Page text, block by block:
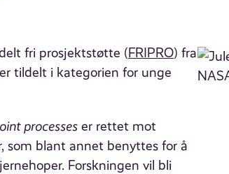
fri prosjektstøtte (FRIPRO) fra
tildelt i kategorien for unge
processes er rettet mot
som blant annet benyttes for å
Forskningen vil bli